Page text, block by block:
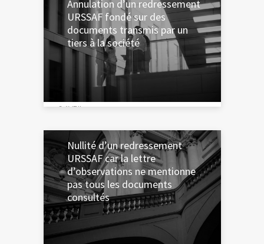
18 AVRIL 2024
Annulation d’un redressement
URSSAF fondé sur des
documents transmis par un
tiers à la société
Nullité d’un redressement
URSSAF car la lettre
d’observations ne mentionne
pas tous les documents
consultés